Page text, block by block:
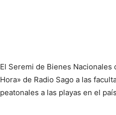
El Seremi de Bienes
Hora» de Radio Sago a las
peatonales a las playas en el